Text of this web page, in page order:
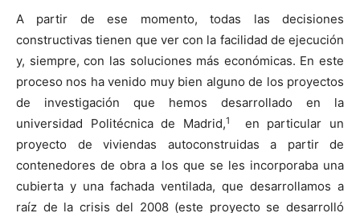
A partir de ese momento, todas las decisiones
constructivas tienen que ver con la facilidad de ejecución
y, siempre, con las soluciones más económicas. En este
proceso nos ha venido muy bien alguno de los proyectos
de investigación que hemos desarrollado en la
universidad Politécnica de Madrid,1
en particular un
proyecto de viviendas autoconstruidas a partir de
contenedores de obra a los que se les incorporaba una
cubierta y una fachada ventilada, que desarrollamos a
raíz de la crisis del 2008 (este proyecto se desarrolló